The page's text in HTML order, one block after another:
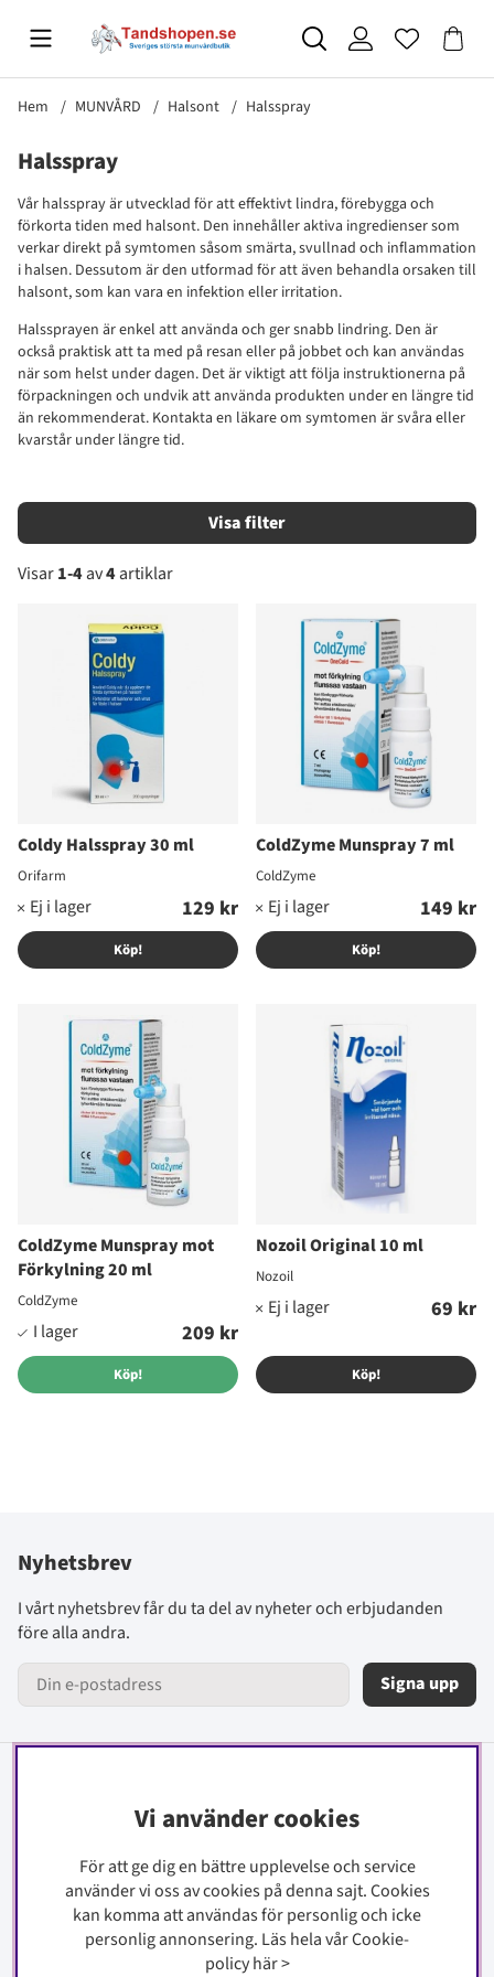
Hem MUNVÅRD Halsont Halsspray
Halsspray
Vår halsspray är utvecklad för att effektivt lindra, förebygga och
förkorta tiden med halsont. Den innehåller aktiva ingredienser som
verkar direkt på symtomen såsom smärta, svullnad och inflammation
i halsen. Dessutom är den utformad för att även behandla orsaken till
halsont, som kan vara en infektion eller irritation.
Halssprayen är enkel att använda och ger snabb lindring. Den är
också praktisk att ta med på resan eller på jobbet och kan användas
när som helst under dagen. Det är viktigt att följa instruktionerna på
förpackningen och undvik att använda produkten under en längre tid
än rekommenderat. Kontakta en läkare om symtomen är svåra eller
kvarstår under längre tid.
Filtrera
Visar1-4av4artiklar
Coldy Halsspray 30 ml
Orifarm
129 kr
Köp!
ColdZyme Munspray 7 ml
ColdZyme
149 kr
Köp!
ColdZyme Munspray mot
Förkylning 20 ml
ColdZyme
209 kr
Köp!
Nozoil Original 10 ml
Nozoil
69 kr
Köp!
Nyhetsbrev
I vårt nyhetsbrev får du ta del av nyheter och erbjudanden
före alla andra.
Signa upp
Integritetspolicy
Cookiepolicy
Vi använder cookies
För att ge dig en bättre upplevelse och service
använder vi oss av cookies på denna sajt.Cookies
kan komma att användas för personlig och icke
personlig annonsering. Läs hela vår Cookie-
policyhär>